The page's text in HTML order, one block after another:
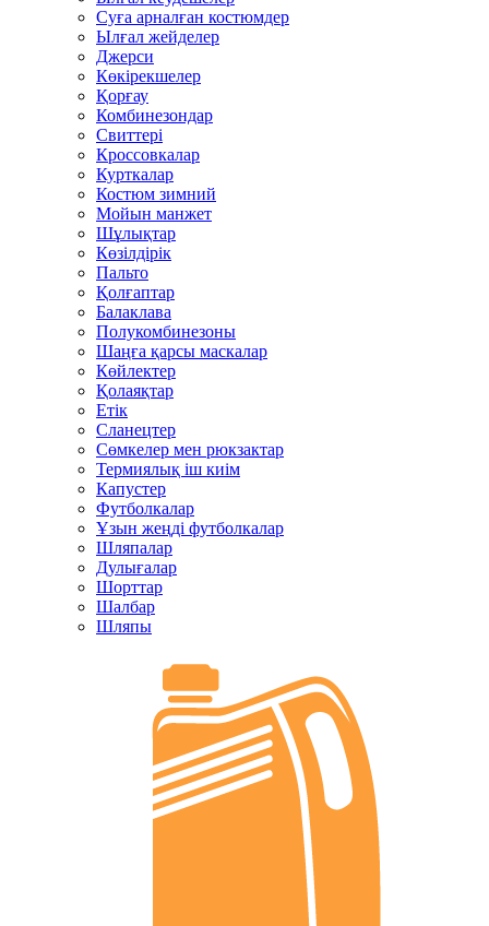
Суға арналған костюмдер
Ылғал жейделер
Джерси
Көкірекшелер
Қорғау
Комбинезондар
Свиттері
Кроссовкалар
Курткалар
Костюм зимний
Мойын манжет
Шұлықтар
Көзілдірік
Пальто
Қолғаптар
Балаклава
Полукомбинезоны
Шаңға қарсы маскалар
Көйлектер
Қолаяқтар
Етік
Сланецтер
Сөмкелер мен рюкзактар
Термиялық іш киім
Капустер
Футболкалар
Ұзын жеңді футболкалар
Шляпалар
Дулығалар
Шорттар
Шалбар
Шляпы